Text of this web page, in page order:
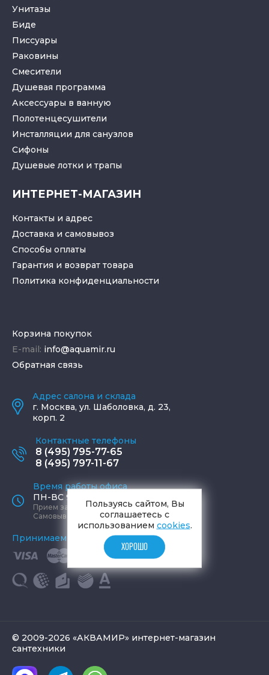
Унитазы
Биде
Писсуары
Раковины
Смесители
Душевая программа
Аксессуары в ванную
Полотенцесушители
Инсталляции для санузлов
Cифоны
Душевые лотки и трапы
ИНТЕРНЕТ-МАГАЗИН
Контакты и адрес
Доставка и самовывоз
Способы оплаты
Гарантия и возврат товара
Политика конфиденциальности
Корзина покупок
E-mail: info@aquamir.ru
Обратная связь
Адрес салона и склада
г. Москва, ул. Шаболовка, д. 23,
корп. 2
Контактные телефоны
8 (495) 795-77-65
8 (495) 797-11-67
Время работы офиса
ПН-ВС 9:00 - 19:00
Прием заказов круглосуточно
Самовывоз ПН-СБ 9-19, ВС 12-17
Принимаем к оплате
© 2009-2026 «АКВАМИР» интернет-магазин
сантехники
Пользуясь сайтом, Вы
соглашаетесь с
использованием cookies.
ХОРОШО